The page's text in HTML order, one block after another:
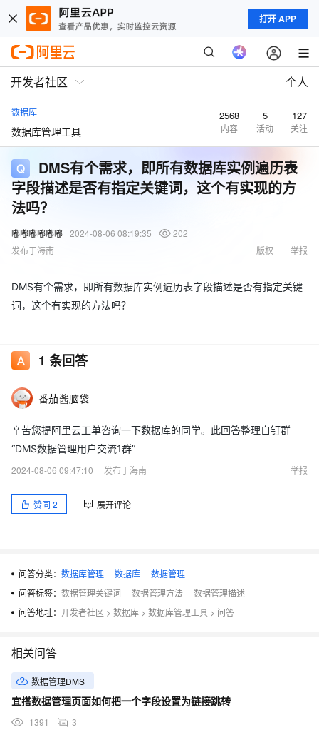
打开 APP
开发者社区 个人
数据库
数据库管理工具
2568
内容
5
活动
127
关注
DMS有个需求，即所有数据库实例遍历表
字段描述是否有指定关键词，这个有实现的方
法吗？
嘟嘟嘟嘟嘟嘟 2024-08-06 08:19:35
202
发布于海南
举报
版权
DMS有个需求，即所有数据库实例遍历表字段描述是否有指定关键
词，这个有实现的方法吗？
1 条回答
番茄酱脑袋
辛苦您提阿里云工单咨询一下数据库的同学。此回答整理自钉群
“DMS数据管理用户交流1群”
2024-08-06 09:47:10
发布于海南 举报
赞同 2 展开评论
问答分类： 数据库管理 数据库
数据管理
问答标签： 数据管理关键词 数据管理方法
数据管理描述
问答地址： 开发者社区 > 数据库 > 数据库管理工具 > 问答
相关问答
数据管理DMS
宜搭数据管理页面如何把一个字段设置为链接跳转
1391 3